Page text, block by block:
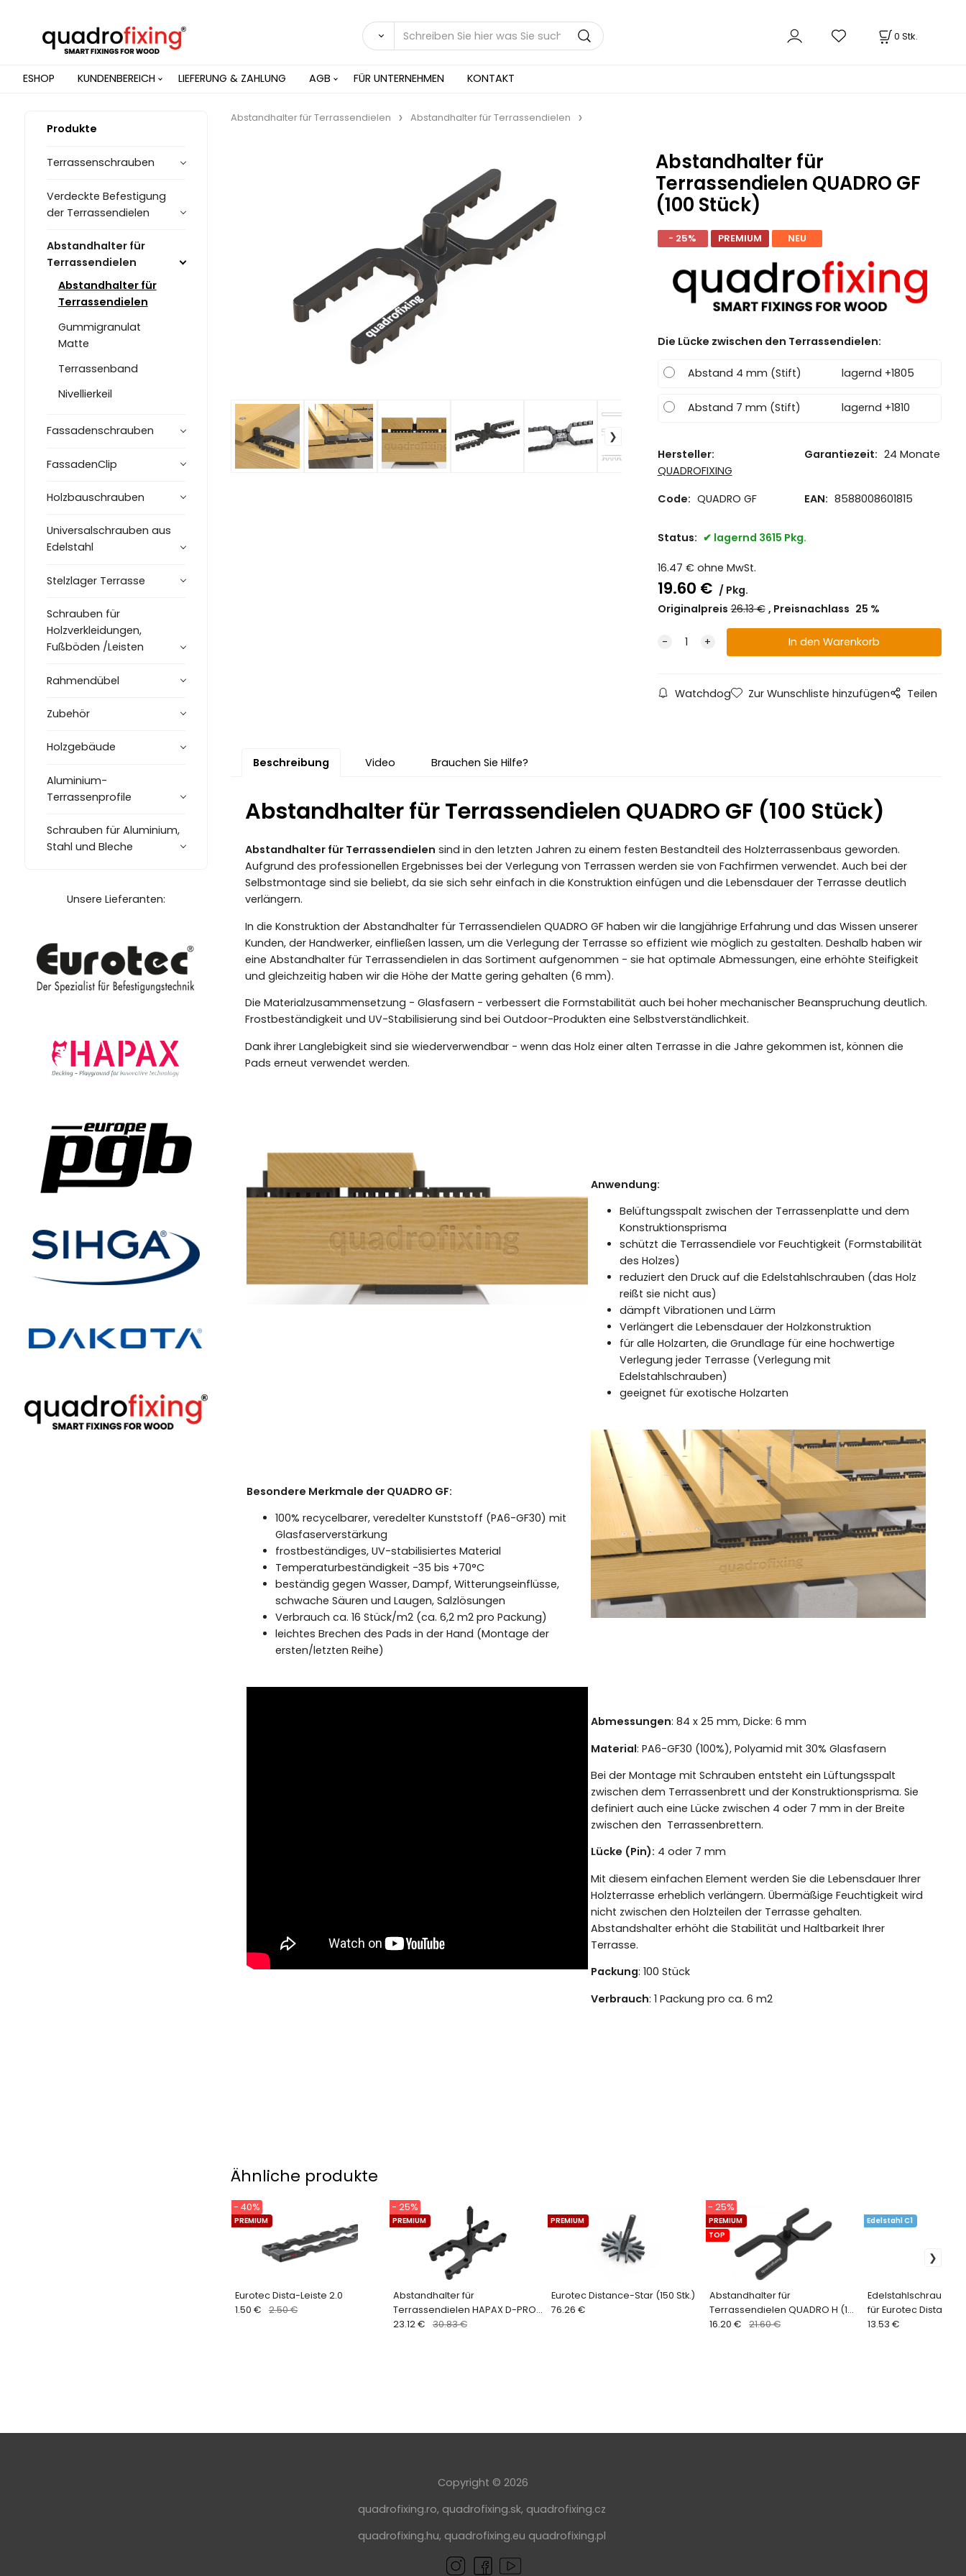
0 Stk.
ESHOP KUNDENBEREICH LIEFERUNG & ZAHLUNG AGB FÜR UNTERNEHMEN KONTAKT
Produkte
Terrassenschrauben
Verdeckte Befestigung
der Terrassendielen
Abstandhalter für
Terrassendielen
Abstandhalter für
Terrassendielen
Gummigranulat
Matte
Terrassenband
Nivellierkeil
Fassadenschrauben
FassadenClip
Holzbauschrauben
Universalschrauben aus
Edelstahl
Stelzlager Terrasse
Schrauben für
Holzverkleidungen,
Fußböden /Leisten
Rahmendübel
Zubehör
Holzgebäude
Aluminium-
Terrassenprofile
Schrauben für Aluminium,
Stahl und Bleche
Unsere Lieferanten:
Abstandhalter für Terrassendielen Abstandhalter für Terrassendielen
Abstandhalter für
Terrassendielen QUADRO GF
(100 Stück)
- 25% PREMIUM NEU
Die Lücke zwischen den Terrassendielen:
Abstand 4 mm (Stift) lagernd +1805
Abstand 7 mm (Stift) lagernd +1810
Hersteller:
QUADROFIXING
Garantiezeit: 24 Monate
Code: QUADRO GF EAN: 8588008601815
Status: lagernd 3615 Pkg.
16.47 € ohne MwSt.
19.60 €
Pkg.
Originalpreis 26.13€ Preisnachlass 25 %
Watchdog Zur Wunschliste hinzufügen Teilen
Beschreibung Video Brauchen Sie Hilfe?
Abstandhalter für Terrassendielen QUADRO GF (100 Stück)
Abstandhalter für Terrassendielen sind in den letzten Jahren zu einem festen Bestandteil des Holzterrassenbaus geworden.
Aufgrund des professionellen Ergebnisses bei der Verlegung von Terrassen werden sie von Fachfirmen verwendet. Auch bei der
Selbstmontage sind sie beliebt, da sie sich sehr einfach in die Konstruktion einfügen und die Lebensdauer der Terrasse deutlich
verlängern.
In die Konstruktion der Abstandhalter für Terrassendielen QUADRO GF haben wir die langjährige Erfahrung und das Wissen unserer
Kunden, der Handwerker, einfließen lassen, um die Verlegung der Terrasse so effizient wie möglich zu gestalten. Deshalb haben wir
eine Abstandhalter für Terrassendielen in das Sortiment aufgenommen - sie hat optimale Abmessungen, eine erhöhte Steifigkeit
und gleichzeitig haben wir die Höhe der Matte gering gehalten (6 mm).
Die Materialzusammensetzung - Glasfasern - verbessert die Formstabilität auch bei hoher mechanischer Beanspruchung deutlich.
Frostbeständigkeit und UV-Stabilisierung sind bei Outdoor-Produkten eine Selbstverständlichkeit.
Dank ihrer Langlebigkeit sind sie wiederverwendbar - wenn das Holz einer alten Terrasse in die Jahre gekommen ist, können die
Pads erneut verwendet werden.
Anwendung:
Belüftungsspalt zwischen der Terrassenplatte und dem
Konstruktionsprisma
schützt die Terrassendiele vor Feuchtigkeit (Formstabilität
des Holzes)
reduziert den Druck auf die Edelstahlschrauben (das Holz
reißt sie nicht aus)
dämpft Vibrationen und Lärm
Verlängert die Lebensdauer der Holzkonstruktion
für alle Holzarten, die Grundlage für eine hochwertige
Verlegung jeder Terrasse (Verlegung mit
Edelstahlschrauben)
geeignet für exotische Holzarten
Besondere Merkmale der QUADRO GF:
100% recycelbarer, veredelter Kunststoff (PA6-GF30) mit
Glasfaserverstärkung
frostbeständiges, UV-stabilisiertes Material
Temperaturbeständigkeit -35 bis +70°C
beständig gegen Wasser, Dampf, Witterungseinflüsse,
schwache Säuren und Laugen, Salzlösungen
Verbrauch ca. 16 Stück/m2 (ca. 6,2 m2 pro Packung)
leichtes Brechen des Pads in der Hand (Montage der
ersten/letzten Reihe)
Abmessungen: 84 x 25 mm, Dicke: 6 mm
Material: PA6-GF30 (100%), Polyamid mit 30% Glasfasern
Bei der Montage mit Schrauben entsteht ein Lüftungsspalt
zwischen dem Terrassenbrett und der Konstruktionsprisma. Sie
definiert auch eine Lücke zwischen 4 oder 7 mm in der Breite
zwischen den Terrassenbrettern.
Lücke (Pin): 4 oder 7 mm
Mit diesem einfachen Element werden Sie die Lebensdauer Ihrer
Holzterrasse erheblich verlängern. Übermäßige Feuchtigkeit wird
nicht zwischen den Holzteilen der Terrasse gehalten.
Abstandshalter erhöht die Stabilität und Haltbarkeit Ihrer
Terrasse.
Packung: 100 Stück
Verbrauch: 1 Packung pro ca. 6 m2
Ähnliche produkte
Eurotec Dista-Leiste 2.0
PREMIUM
- 40%
1.50 € 2.50 €
Abstandhalter für
Terrassendielen HAPAX D-PRO
(100 Stk.)
PREMIUM
- 25%
23.12 € 30.83 €
Eurotec Distance-Star (150 Stk.)
PREMIUM
76.26 €
Abstandhalter für
Terrassendielen QUADRO H (100
Stk.)
PREMIUM
TOP
- 25%
16.20 € 21.60 €
Edelstahlschrauben
für Eurotec Dista-
Stk.)
Edelstahl C1
13.53 €
Copyright © 2026
quadrofixing.ro, quadrofixing.sk, quadrofixing.cz
quadrofixing.hu, quadrofixing.eu quadrofixing.pl